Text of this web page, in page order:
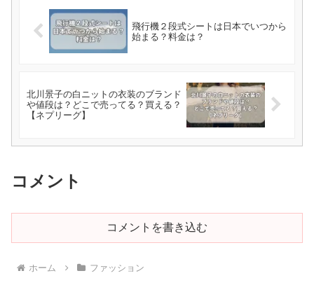
飛行機２段式シートは日本でいつから
始まる？料金は？
北川景子の白ニットの衣装のブランド
や値段は？どこで売ってる？買える？
【ネプリーグ】
コメント
コメントを書き込む
ホーム ファッション